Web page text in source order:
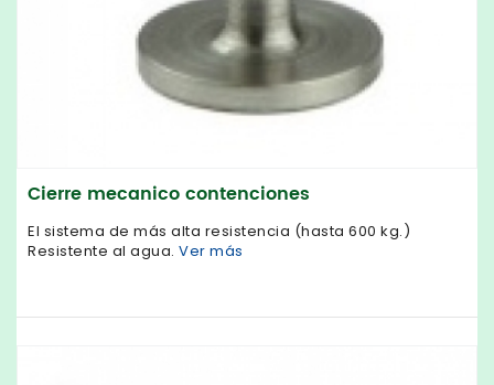
Cierre mecanico contenciones
El sistema de más alta resistencia (hasta 600 kg.)
Resistente al agua. Ver más